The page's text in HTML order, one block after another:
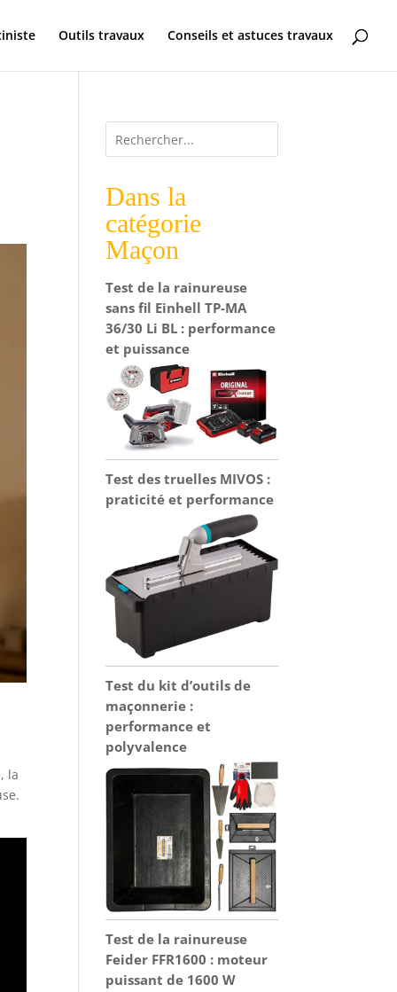
Outils travaux Conseils et astuces travaux
la
Dans la
catégorie
Maçon
Test de la rainureuse
sans fil Einhell TP-MA
36/30 Li BL : performance
et puissance
Test des truelles MIVOS :
praticité et performance
Test du kit d’outils de
maçonnerie :
performance et
polyvalence
Test de la rainureuse
Feider FFR1600 : moteur
puissant de 1600 W